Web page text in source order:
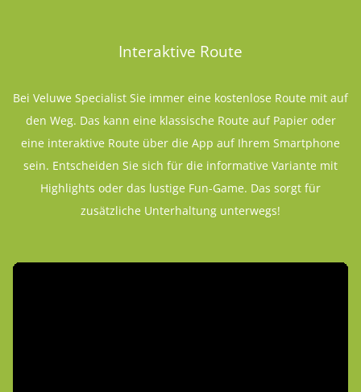
Interaktive Route
Bei Veluwe Specialist Sie immer eine kostenlose Route mit auf
den Weg. Das kann eine klassische Route auf Papier oder
eine interaktive Route über die App auf Ihrem Smartphone
sein. Entscheiden Sie sich für die informative Variante mit
Highlights oder das lustige Fun-Game. Das sorgt für
zusätzliche Unterhaltung unterwegs!